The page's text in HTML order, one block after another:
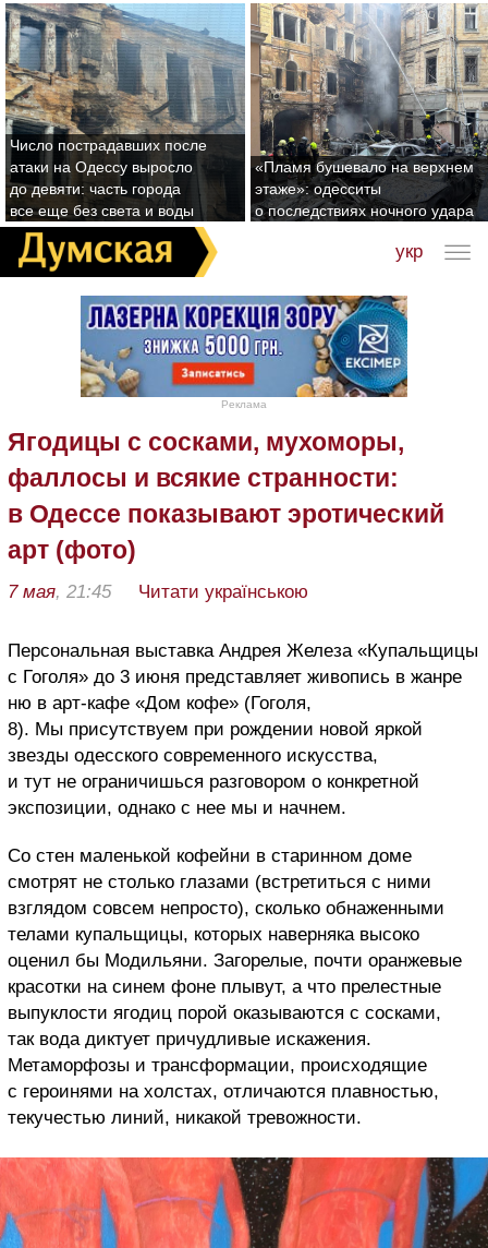
Число пострадавших после
атаки на Одессу выросло
до девяти: часть города
все еще без света и воды
«Пламя бушевало на верхнем
этаже»: одесситы
о последствиях ночного удара
укр
Реклама
Ягодицы с сосками, мухоморы,
фаллосы и всякие странности:
в Одессе показывают эротический
арт (фото)
7 мая, 21:45 Читати українською
Персональная выставка Андрея Железа «Купальщицы
с Гоголя» до 3 июня представляет живопись в жанре
ню в арт-кафе «Дом кофе» (Гоголя,
8). Мы присутствуем при рождении новой яркой
звезды одесского современного искусства,
и тут не ограничишься разговором о конкретной
экспозиции, однако с нее мы и начнем.
Со стен маленькой кофейни в старинном доме
смотрят не столько глазами (встретиться с ними
взглядом совсем непросто), сколько обнаженными
телами купальщицы, которых наверняка высоко
оценил бы Модильяни. Загорелые, почти оранжевые
красотки на синем фоне плывут, а что прелестные
выпуклости ягодиц порой оказываются с сосками,
так вода диктует причудливые искажения.
Метаморфозы и трансформации, происходящие
с героинями на холстах, отличаются плавностью,
текучестью линий, никакой тревожности.